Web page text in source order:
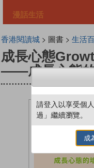
漫話生活
香港閱讀城> 圖書 > 生活
成長心態
——成長心態的
請登入以享受個
過」繼續瀏覽。
成